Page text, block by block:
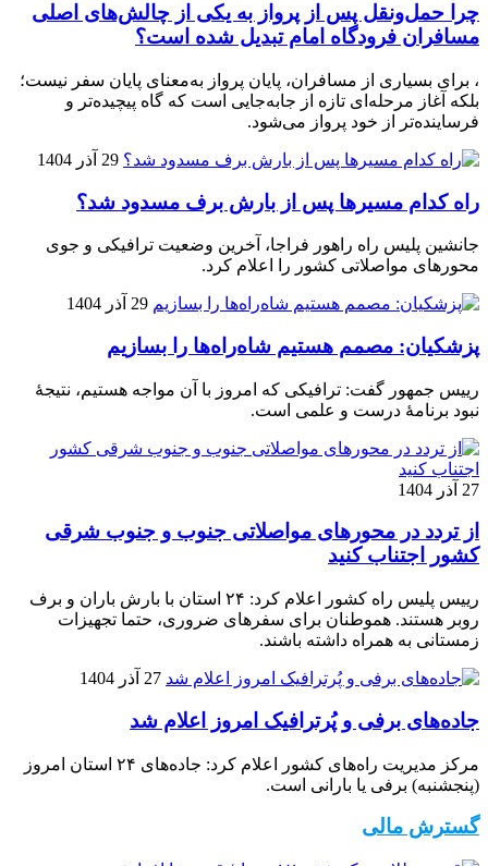
چرا حمل‌ونقل پس از پرواز به یکی از چالش‌های اصلی
مسافران فرودگاه امام تبدیل شده است؟
، برای بسیاری از مسافران، پایان پرواز به‌معنای پایان سفر نیست؛
بلکه آغاز مرحله‌ای تازه از جابه‌جایی است که گاه پیچیده‌تر و
فرساینده‌تر از خود پرواز می‌شود.
29 آذر 1404
راه کدام مسیرها پس از بارش برف مسدود شد؟
جانشین پلیس راه راهور فراجا، آخرین وضعیت ترافیکی و جوی
محورهای مواصلاتی کشور را اعلام کرد.
29 آذر 1404
پزشکیان: مصمم هستیم شاه‌راه‌ها را بسازیم
رییس جمهور گفت: ترافیکی که امروز با آن مواجه هستیم، نتیجۀ
نبود برنامۀ درست و علمی است.
27 آذر 1404
از تردد در محورهای مواصلاتی جنوب و جنوب شرقی
کشور اجتناب کنید
رییس پلیس راه کشور اعلام کرد: ۲۴ استان با بارش باران و برف
روبر هستند. هموطنان برای سفرهای ضروری، حتما تجهیزات
زمستانی به همراه داشته باشند.
27 آذر 1404
جاده‌های برفی و پُرترافیک امروز اعلام شد
مرکز مدیریت راه‌های کشور اعلام کرد: جاده‌های ۲۴ استان امروز
(پنجشنبه) برفی یا بارانی است.
گسترش مالی